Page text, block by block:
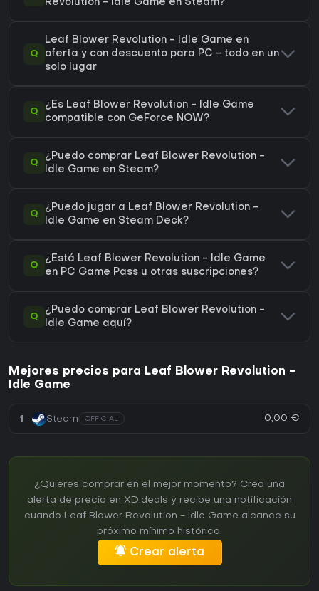
Revolution - Idle Game en Steam?
Q
Leaf Blower Revolution - Idle Game en
oferta y con descuento para PC - todo en un
solo lugar
Q
¿Es Leaf Blower Revolution - Idle Game
compatible con GeForce NOW?
Q
¿Puedo comprar Leaf Blower Revolution -
Idle Game en Steam?
Q
¿Puedo jugar a Leaf Blower Revolution -
Idle Game en Steam Deck?
Q
¿Está Leaf Blower Revolution - Idle Game
en PC Game Pass u otras suscripciones?
Q
¿Puedo comprar Leaf Blower Revolution -
Idle Game aquí?
Mejores precios para Leaf Blower Revolution -
Idle Game
1 Steam OFFICIAL 0,00 €
¿Quieres comprar en el mejor momento? Crea una
alerta de precio en XD.deals y recibe una notificación
cuando Leaf Blower Revolution - Idle Game alcance su
próximo mínimo histórico.
Crear alerta